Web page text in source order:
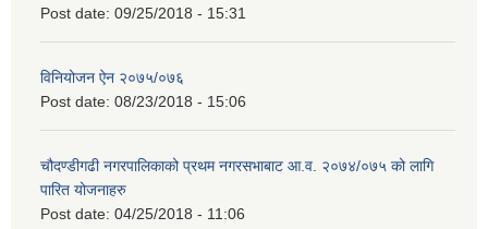
Post date: 09/25/2018 - 15:31
विनियोजन ऐन २०७५/०७६
Post date: 08/23/2018 - 15:06
चौदण्डीगढी नगरपालिकाको प्रथम नगरसभाबाट आ.व. २०७४/०७५ को लागि
पारित योजनाहरु
Post date: 04/25/2018 - 11:06